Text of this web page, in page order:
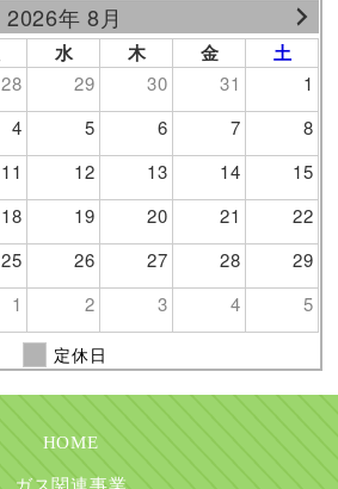
2026年 8月
水 木 金 土
28 29 30 31
1
4 5 6 7
8
11 12 13 14
15
18 19 20 21
22
25 26 27 28
29
1 2 3 4 5
定休日
HOME